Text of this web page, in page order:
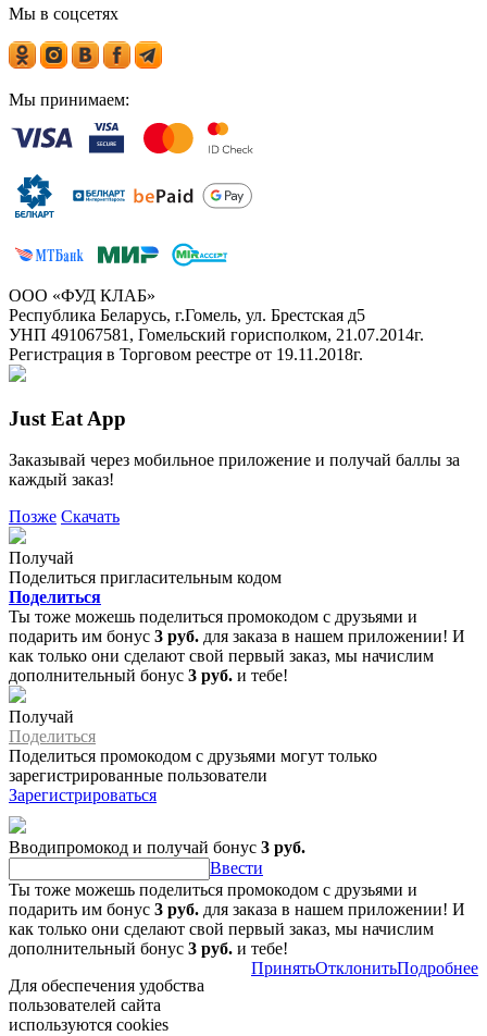
Мы в соцсетях
Мы принимаем:
ООО «ФУД КЛАБ»
Республика Беларусь, г.Гомель, ул. Брестская д5
УНП 491067581, Гомельский горисполком, 21.07.2014г.
Регистрация в Торговом реестре от 19.11.2018г.
Just Eat App
Заказывай через мобильное приложение и получай баллы за
каждый заказ!
Позже Скачать
Получай
Поделиться пригласительным кодом
Поделиться
Ты тоже можешь поделиться промокодом с друзьями и
подарить им бонус 3 руб. для заказа в нашем приложении! И
как только они сделают свой первый заказ, мы начислим
дополнительный бонус 3 руб. и тебе!
Получай
Поделиться
Поделиться промокодом с друзьями могут только
зарегистрированные пользователи
Зарегистрироваться
Вводипромокод и получай бонус 3 руб.
Ввести
Ты тоже можешь поделиться промокодом с друзьями и
подарить им бонус 3 руб. для заказа в нашем приложении! И
как только они сделают свой первый заказ, мы начислим
дополнительный бонус 3 руб. и тебе!
Для обеспечения удобства
пользователей сайта
используются cookies
ПринятьОтклонитьПодробнее